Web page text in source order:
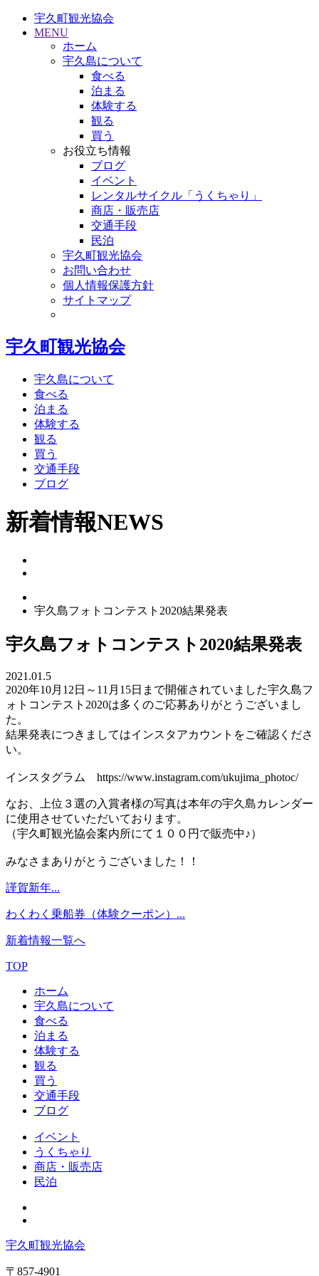
宇久町観光協会
MENU
ホーム
宇久島について
食べる
泊まる
体験する
観る
買う
お役立ち情報
ブログ
イベント
レンタルサイクル「うくちゃり」
商店・販売店
交通手段
民泊
宇久町観光協会
お問い合わせ
個人情報保護方針
サイトマップ
宇久町観光協会
宇久島について
食べる
泊まる
体験する
観る
買う
交通手段
ブログ
新着情報NEWS
宇久島フォトコンテスト2020結果発表
宇久島フォトコンテスト2020結果発表
2021.01.5
2020年10月12日～11月15日まで開催されていました宇久島フ
ォトコンテスト2020は多くのご応募ありがとうございまし
た。
結果発表につきましてはインスタアカウントをご確認くださ
い。
インスタグラム https://www.instagram.com/ukujima_photoc/
なお、上位３選の入賞者様の写真は本年の宇久島カレンダー
に使用させていただいております。
（宇久町観光協会案内所にて１００円で販売中♪）
みなさまありがとうございました！！
謹賀新年...
わくわく乗船券（体験クーポン）...
新着情報一覧へ
TOP
ホーム
宇久島について
食べる
泊まる
体験する
観る
買う
交通手段
ブログ
イベント
うくちゃり
商店・販売店
民泊
宇久町観光協会
〒857-4901